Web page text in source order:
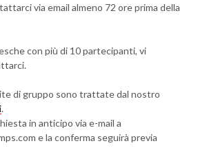
via email almeno 72 ore prima della
con più di 10 partecipanti, vi
di gruppo sono trattate dal nostro
.
in anticipo via e-mail a
e la conferma seguirà previa